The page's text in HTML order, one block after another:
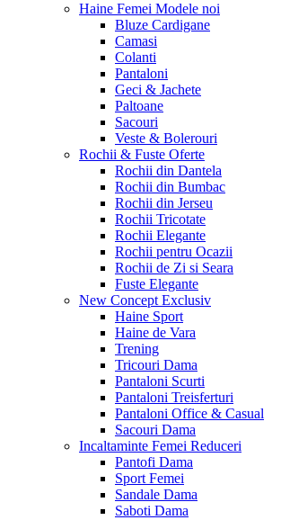
Haine Femei Modele noi
Bluze Cardigane
Camasi
Colanti
Pantaloni
Geci & Jachete
Paltoane
Sacouri
Veste & Bolerouri
Rochii & Fuste Oferte
Rochii din Dantela
Rochii din Bumbac
Rochii din Jerseu
Rochii Tricotate
Rochii Elegante
Rochii pentru Ocazii
Rochii de Zi si Seara
Fuste Elegante
New Concept Exclusiv
Haine Sport
Haine de Vara
Trening
Tricouri Dama
Pantaloni Scurti
Pantaloni Treisferturi
Pantaloni Office & Casual
Sacouri Dama
Incaltaminte Femei Reduceri
Pantofi Dama
Sport Femei
Sandale Dama
Saboti Dama